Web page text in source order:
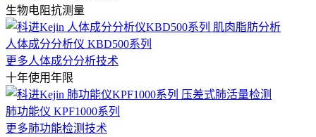
生物电阻抗测量
人体成分分析仪 KBD500系列
更多人体成分分析技术
十年使用年限
肺功能仪 KPF1000系列
更多肺功能检测技术